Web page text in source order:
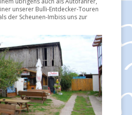
unserer Bulli-Entdecker-Touren
der Scheunen-Imbiss uns zur